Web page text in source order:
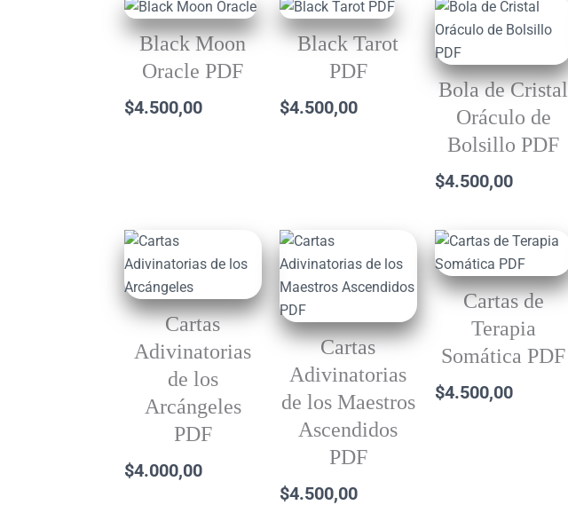
Black Moon
Oracle PDF
$4.500,00
Black Tarot
PDF
$4.500,00
Bola de Cristal
Oráculo de
Bolsillo PDF
$4.500,00
Cartas
Adivinatorias
de los
Arcángeles
PDF
$4.000,00
Cartas
Adivinatorias
de los Maestros
Ascendidos
PDF
$4.500,00
Cartas de
Terapia
Somática PDF
$4.500,00